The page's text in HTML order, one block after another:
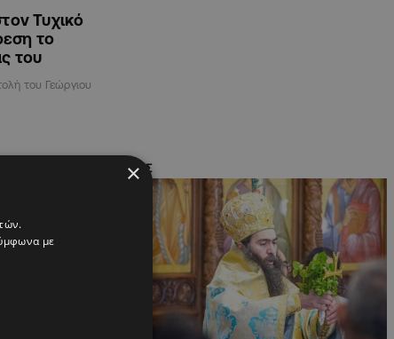
Τυχικό
το
του
του Γεώργιου
ΚΥΠΡΟΣ
×
με